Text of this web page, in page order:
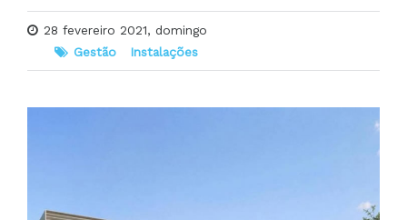
28 fevereiro 2021, domingo
Gestão
Instalações